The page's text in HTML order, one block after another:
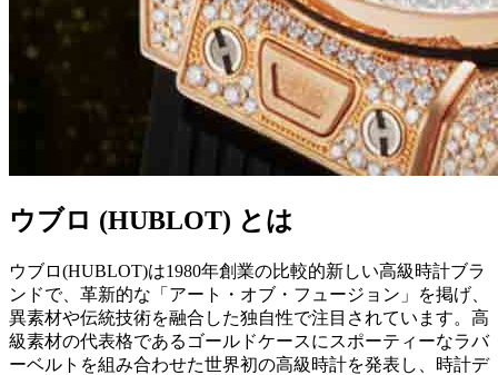
ウブロ (HUBLOT) とは
ウブロ(HUBLOT)は1980年創業の比較的新しい高級時計ブラ
ンドで、革新的な「アート・オブ・フュージョン」を掲げ、
異素材や伝統技術を融合した独自性で注目されています。高
級素材の代表格であるゴールドケースにスポーティーなラバ
ーベルトを組み合わせた世界初の高級時計を発表し、時計デ